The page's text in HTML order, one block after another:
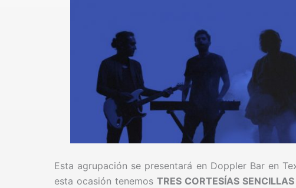
Esta agrupación se presentará en Doppler Bar en
esta ocasión tenemos TRES CORTESÍAS SENCILLAS